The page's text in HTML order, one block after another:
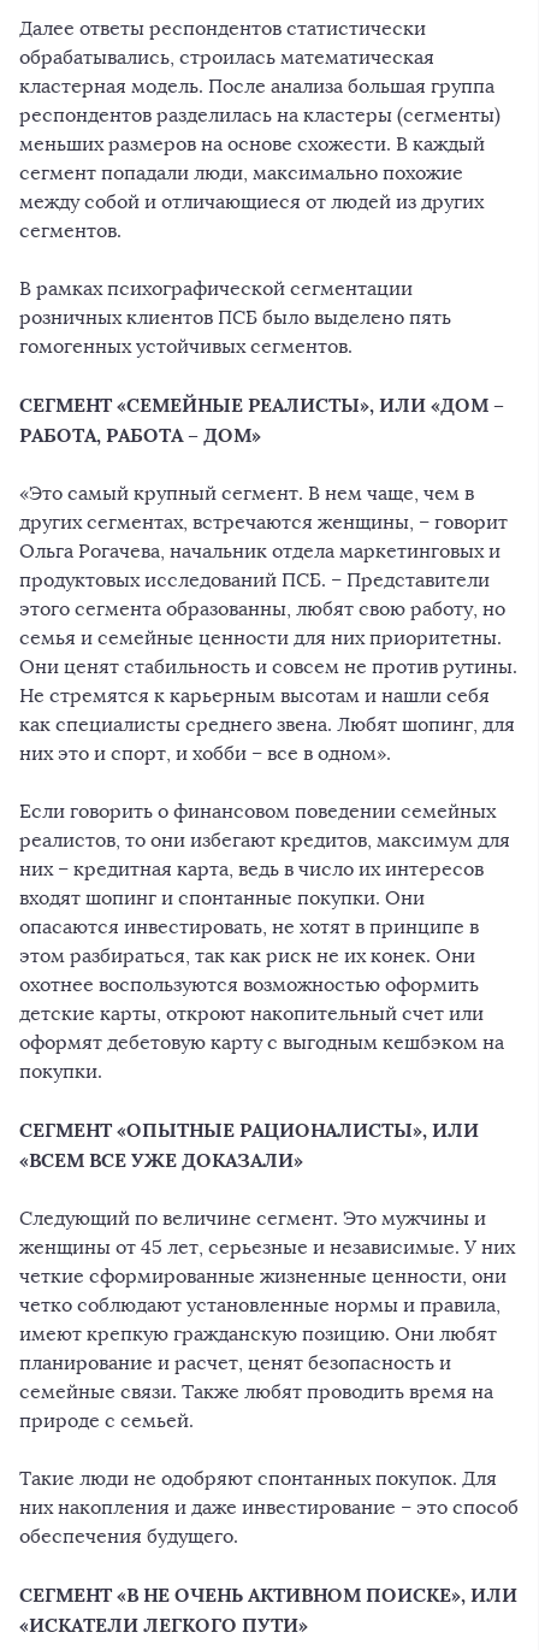
Далее ответы респондентов статистически
обрабатывались, строилась математическая
кластерная модель. После анализа большая группа
респондентов разделилась на кластеры (сегменты)
меньших размеров на основе схожести. В каждый
сегмент попадали люди, максимально похожие
между собой и отличающиеся от людей из других
сегментов.
В рамках психографической сегментации
розничных клиентов ПСБ было выделено пять
гомогенных устойчивых сегментов.
СЕГМЕНТ «СЕМЕЙНЫЕ РЕАЛИСТЫ», ИЛИ «ДОМ –
РАБОТА, РАБОТА – ДОМ»
«Это самый крупный сегмент. В нем чаще, чем в
других сегментах, встречаются женщины, – говорит
Ольга Рогачева, начальник отдела маркетинговых и
продуктовых исследований ПСБ. – Представители
этого сегмента образованны, любят свою работу, но
семья и семейные ценности для них приоритетны.
Они ценят стабильность и совсем не против рутины.
Не стремятся к карьерным высотам и нашли себя
как специалисты среднего звена. Любят шопинг, для
них это и спорт, и хобби – все в одном».
Если говорить о финансовом поведении семейных
реалистов, то они избегают кредитов, максимум для
них – кредитная карта, ведь в число их интересов
входят шопинг и спонтанные покупки. Они
опасаются инвестировать, не хотят в принципе в
этом разбираться, так как риск не их конек. Они
охотнее воспользуются возможностью оформить
детские карты, откроют накопительный счет или
оформят дебетовую карту с выгодным кешбэком на
покупки.
СЕГМЕНТ «ОПЫТНЫЕ РАЦИОНАЛИСТЫ», ИЛИ
«ВСЕМ ВСЕ УЖЕ ДОКАЗАЛИ»
Следующий по величине сегмент. Это мужчины и
женщины от 45 лет, серьезные и независимые. У них
четкие сформированные жизненные ценности, они
четко соблюдают установленные нормы и правила,
имеют крепкую гражданскую позицию. Они любят
планирование и расчет, ценят безопасность и
семейные связи. Также любят проводить время на
природе с семьей.
Такие люди не одобряют спонтанных покупок. Для
них накопления и даже инвестирование – это способ
обеспечения будущего.
СЕГМЕНТ «В НЕ ОЧЕНЬ АКТИВНОМ ПОИСКЕ», ИЛИ
«ИСКАТЕЛИ ЛЕГКОГО ПУТИ»